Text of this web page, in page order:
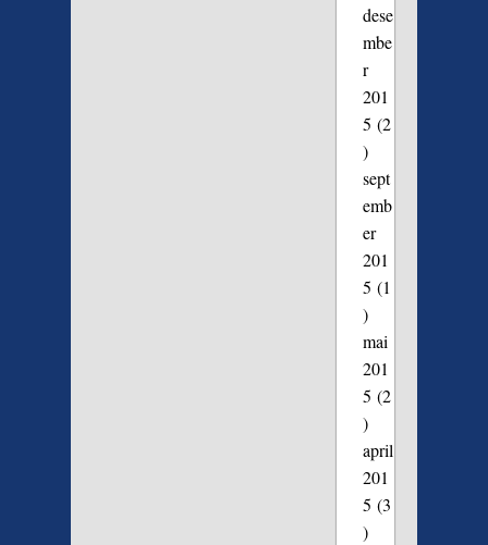
dese
mbe
r
201
5 (2
)
sept
emb
er
201
5 (1
)
mai
201
5 (2
)
april
201
5 (3
)